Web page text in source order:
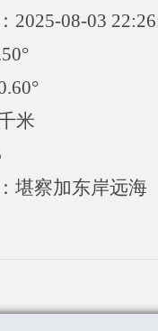
2025-08-03
米
堪察加东岸远海